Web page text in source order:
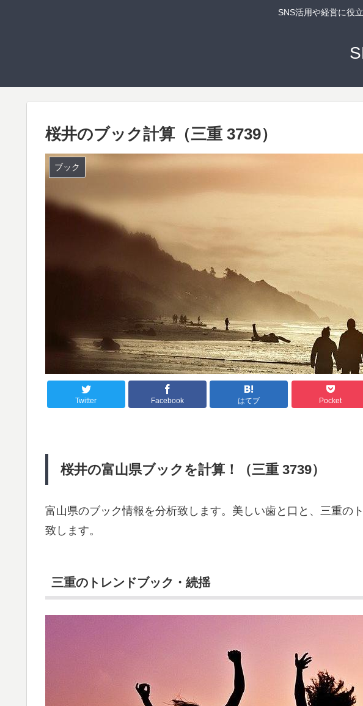
SNS活用や経営に役
桜井のブック計算（三重 3739）
ブック
Twitter Facebook はてブ Pocket
桜井の富山県ブックを計算！（三重 3739）
富山県のブック情報を分析致します。美しい歯と口と、三重の
致します。
三重のトレンドブック・続揺